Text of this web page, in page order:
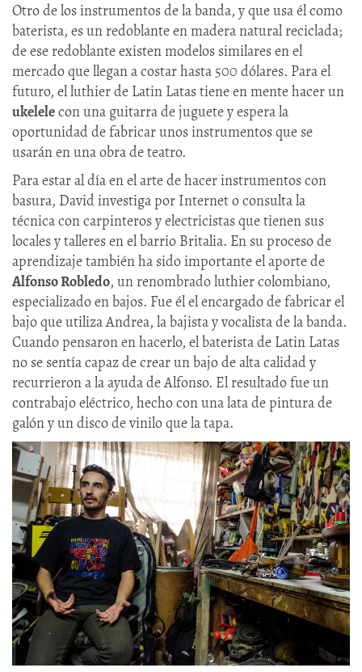
Otro de los instrumentos de la banda, y que usa él como
baterista, es un redoblante en madera natural reciclada;
de ese redoblante existen modelos similares en el
mercado que llegan a costar hasta 500 dólares. Para el
futuro, el luthier de Latin Latas tiene en mente hacer un
ukelelecon una guitarra de juguete y espera la
oportunidad de fabricar unos instrumentos que se
usarán en una obra de teatro.
Para estar al día en el arte de hacer instrumentos con
basura, David investiga por Internet o consulta la
técnica con carpinteros y electricistas que tienen sus
locales y talleres en el barrio Britalia. En su proceso de
aprendizaje también ha sido importante el aporte de
Alfonso Robledo, un renombrado luthier colombiano,
especializado en bajos. Fue él el encargado de fabricar el
bajo que utiliza Andrea, la bajista y vocalista de la banda.
Cuando pensaron en hacerlo, el baterista de Latin Latas
no se sentía capaz de crear un bajo de alta calidad y
recurrieron a la ayuda de Alfonso. El resultado fue un
contrabajo eléctrico, hecho con una lata de pintura de
galón y un disco de vinilo que la tapa.